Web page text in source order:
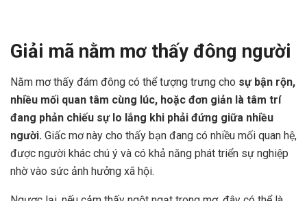
Giải mã nằm mơ thấy đông người
Nằm mơ thấy đám đông có thể tượng trưng cho sự bận rộn,
nhiều mối quan tâm cùng lúc, hoặc đơn giản là tâm trí
đang phản chiếu sự lo lắng khi phải đứng giữa nhiều
người. Giấc mơ này cho thấy bạn đang có nhiều mối quan hệ,
được người khác chú ý và có khả năng phát triển sự nghiệp
nhờ vào sức ảnh hưởng xã hội.